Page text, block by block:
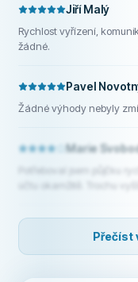
Jiří Malý
Rychlost vyřízení, komunikace,
žádné.
Pavel
Marie
Potřeboval jsem půjčku
účtu okamžitě. Trochu vyšší úroková sazba, ale nic, na co nejste
Přečíst